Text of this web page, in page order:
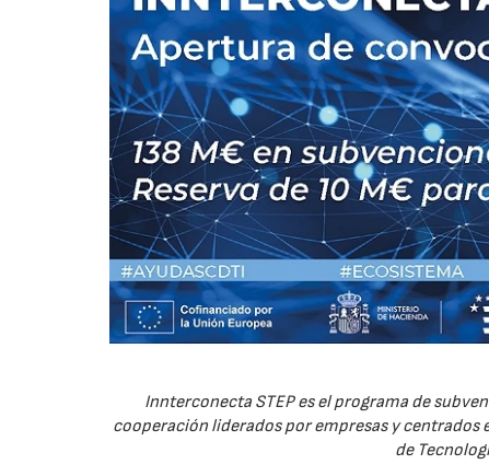
Innterconecta STEP es el programa de
cooperación liderados por empresas y
de